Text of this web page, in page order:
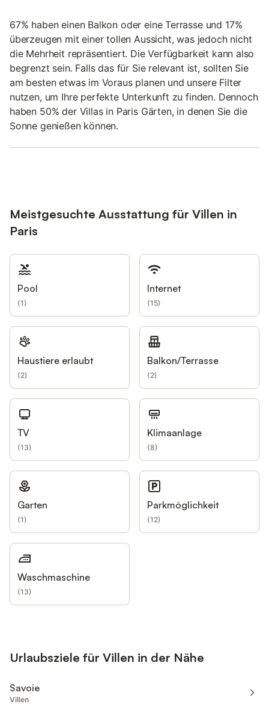
67% haben einen Balkon oder eine Terrasse und 17%
überzeugen mit einer tollen Aussicht, was jedoch nicht
die Mehrheit repräsentiert. Die Verfügbarkeit kann also
begrenzt sein. Falls das für Sie relevant ist, sollten Sie
am besten etwas im Voraus planen und unsere Filter
nutzen, um Ihre perfekte Unterkunft zu finden. Dennoch
haben 50% der Villas in Paris Gärten, in denen Sie die
Sonne genießen können.
Meistgesuchte Ausstattung für Villen in
Paris
Pool
(1)
Internet
(15)
Haustiere erlaubt
(2)
Balkon/Terrasse
(2)
TV
(13)
Klimaanlage
(8)
Garten
(1)
Parkmöglichkeit
(12)
Waschmaschine
(13)
Urlaubsziele für Villen in der Nähe
Savoie
Villen